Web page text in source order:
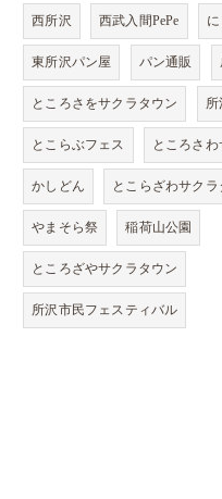
西所沢 西武入間PePe
東所沢パン屋 パン通販
ところさをサクラタウン 所
とこらぶフェス ところさ
かしどん とこらざわサクラ
やまそら祭 稲荷山公園
ところざやサクラタウン
所沢市民フェスティバル